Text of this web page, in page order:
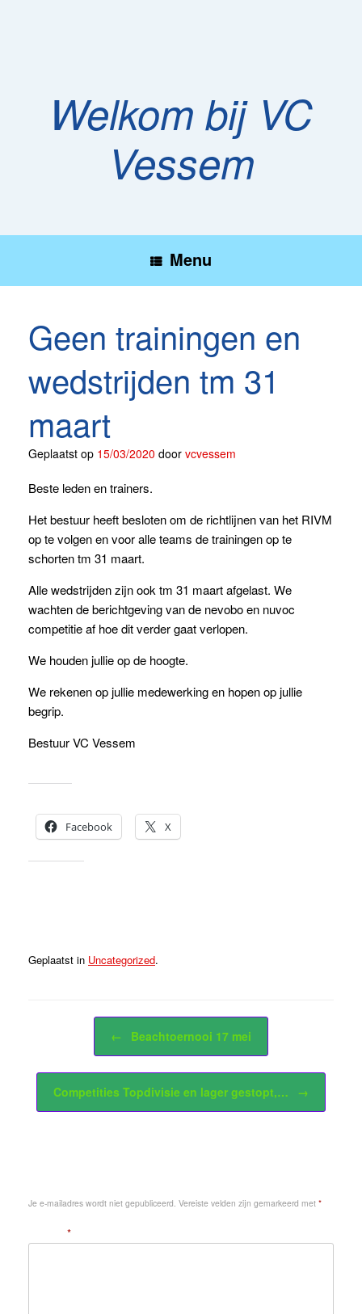
Welkom bij VC
Vessem
Menu
Geen trainingen en
wedstrijden tm 31
maart
Geplaatst op 15/03/2020 door vcvessem
Beste leden en trainers.
Het bestuur heeft besloten om de richtlijnen van het RIVM
op te volgen en voor alle teams de trainingen op te
schorten tm 31 maart.
Alle wedstrijden zijn ook tm 31 maart afgelast. We
wachten de berichtgeving van de nevobo en nuvoc
competitie af hoe dit verder gaat verlopen.
We houden jullie op de hoogte.
We rekenen op jullie medewerking en hopen op jullie
begrip.
Bestuur VC Vessem
Facebook
X
Geplaatst in Uncategorized.
Bericht navigatie
← Beachtoernooi 17 mei
Competities Topdivisie en lager gestopt,… →
Je e-mailadres wordt niet gepubliceerd. Vereiste velden zijn gemarkeerd met *
*